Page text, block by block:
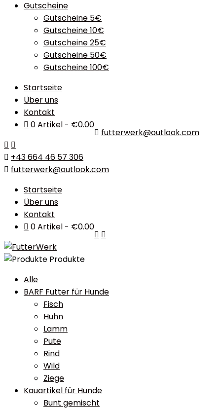
Gutscheine
Gutscheine 5€
Gutscheine 10€
Gutscheine 25€
Gutscheine 50€
Gutscheine 100€
Startseite
Über uns
Kontakt
0 Artikel
€0.00
futterwerk@outlook.com
+43 664 46 57 306
futterwerk@outlook.com
Startseite
Über uns
Kontakt
0 Artikel
€0.00
Produkte
Alle
BARF Futter für Hunde
Fisch
Huhn
Lamm
Pute
Rind
Wild
Ziege
Kauartikel für Hunde
Bunt gemischt